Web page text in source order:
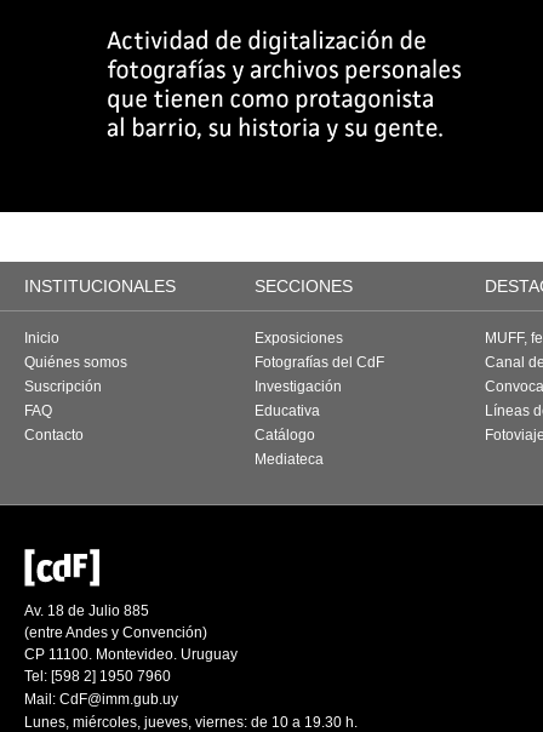
INSTITUCIONALES SECCIONES
Inicio
Quiénes somos
Suscripción
FAQ
Contacto
Exposiciones
Fotografías del CdF
Investigación
Educativa
Catálogo
Mediateca
MUFF,
Canal
Líneas
Av. 18 de Julio 885
(entre Andes y Convención)
CP 11100. Montevideo. Uruguay
Tel: [598 2] 1950 7960
Mail: CdF@imm.gub.uy
Lunes, miércoles, jueves, viernes: de 10 a 19.30 h.